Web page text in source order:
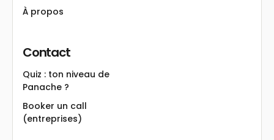
À propos
Contact
Quiz : ton niveau de
Panache ?
Booker un call
(entreprises)